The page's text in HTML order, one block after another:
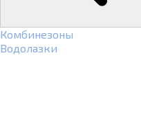
Комбинезоны
Водолазки